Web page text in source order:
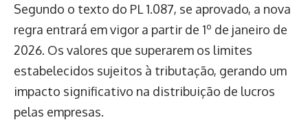
Segundo o texto do PL 1.087, se aprovado, a nova
regra entrará em vigor a partir de 1º de janeiro de
2026. Os valores que superarem os limites
estabelecidos sujeitos à tributação, gerando um
impacto significativo na distribuição de lucros
pelas empresas.